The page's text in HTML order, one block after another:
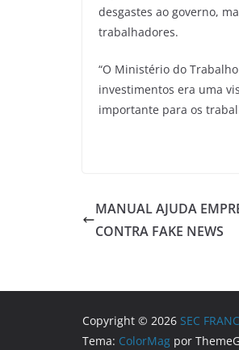
desgastes ao governo,
trabalhadores.
“O Ministério do
investimentos era uma
importante para os
MANUAL AJUDA
CONTRA FAKE NEWS
Copyright © 2026 SEC
Tema: ColorMag por